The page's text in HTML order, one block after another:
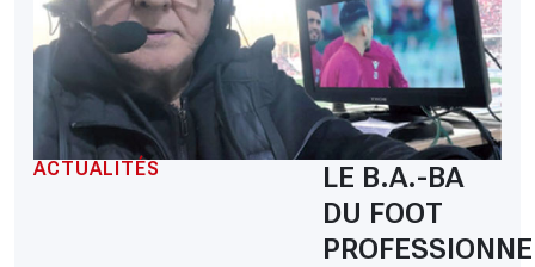
ACTUALITÉS
LE B.A.-BA
DU FOOT